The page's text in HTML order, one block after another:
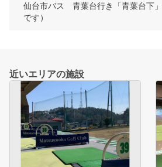
仙台市バス　青葉台行き「青葉台下
です）
近いエリアの施設